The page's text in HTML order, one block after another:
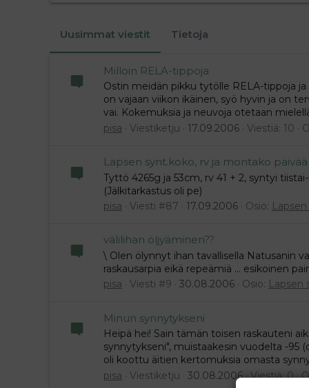
Uusimmat viestit Tietoja
Milloin RELA-tippoja
Ostin meidän pikku tytölle RELA-tippoja
on vajaan viikon ikäinen, syö hyvin ja on
vai. Kokemuksia ja neuvoja otetaan
pisa
Viestiketju 17.09.2006 Viestiä: 10
Lapsen synt.koko, rv ja montako päivää
Tyttö 4265g ja 53cm, rv 41 + 2, syntyi
(Jälkitarkastus oli pe)
pisa
Viesti #87 17.09.2006 Osio:
välilihan öljyäminen??
\ Olen ölynnyt ihan tavallisella Natusanin
raskausarpia eikä repeämiä ... esikoinen
pisa
Viesti #9 30.08.2006 Osio: Lapsen
Minun synnytykseni
Heipä hei! Sain tämän toisen raskauteni
synnytykseni", muistaakesin vuodelta -95
oli koottu äitien kertomuksia omasta
pisa
Viestiketju 30.08.2006 Viestiä: 0